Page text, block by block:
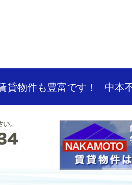
物件も豊富です！ 中本